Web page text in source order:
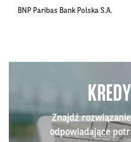
BNP Paribas Bank Polska S.A.
Znajdź
odpowiadające